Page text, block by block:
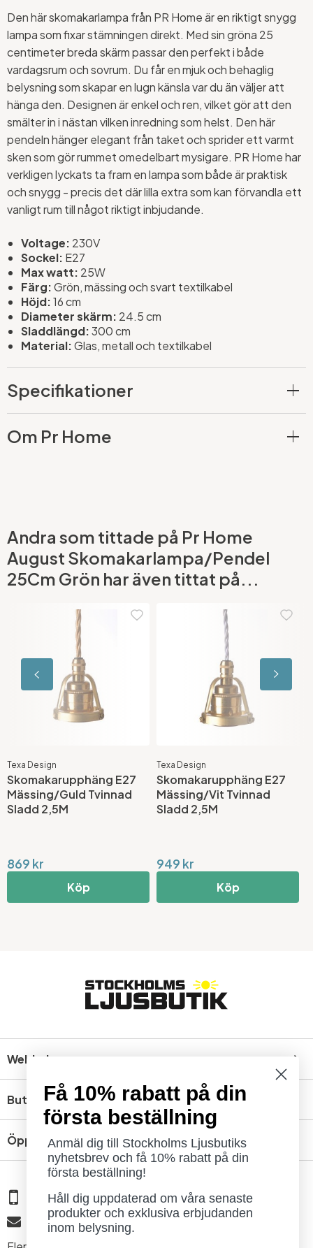
Den här skomakarlampa från PR Home är en riktigt snygg
lampa som fixar stämningen direkt. Med sin gröna 25
centimeter breda skärm passar den perfekt i både
vardagsrum och sovrum. Du får en mjuk och behaglig
belysning som skapar en lugn känsla var du än väljer att
hänga den. Designen är enkel och ren, vilket gör att den
smälter in i nästan vilken inredning som helst. Den här
pendeln hänger elegant från taket och sprider ett varmt
sken som gör rummet omedelbart mysigare. PR Home har
verkligen lyckats ta fram en lampa som både är praktisk
och snygg - precis det där lilla extra som kan förvandla ett
vanligt rum till något riktigt inbjudande.
Voltage: 230V
Sockel: E27
Max watt: 25W
Färg:Grön, mässing och svart textilkabel
Höjd:16 cm
Diameter skärm: 24.5 cm
Sladdlängd:300 cm
Material:Glas, metall och textilkabel
Specifikationer
Om Pr Home
Andra som tittade på Pr Home
August Skomakarlampa/Pendel
25Cm Grön har även tittat på...
Texa Design
Skomakarupphäng E27
Mässing/Guld Tvinnad
Sladd 2,5M
869 kr
Köp
Texa Design
Skomakarupphäng E27
Mässing/Vit Tvinnad
Sladd 2,5M
949 kr
Köp
Webbshop
Butik
Öppettider
08 - 654 29 00
info@ljusbutik.se
Få 10% rabatt på din
första beställning
Anmäl dig till Stockholms Ljusbutiks
nyhetsbrev och få 10% rabatt på din
första beställning!
Håll dig uppdaterad om våra senaste
produkter och exklusiva erbjudanden
inom belysning.